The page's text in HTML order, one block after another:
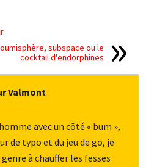
subspace ou le
cocktail d'endorphines
Valmont
avec un côté « bum »,
de typo et du jeu de go, je
genre à chauffer les fesses